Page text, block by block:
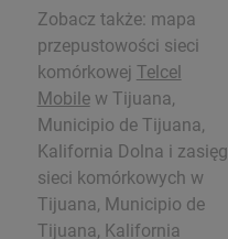
Zobacz także: mapa
przepustowości sieci
komórkowej Telcel
Mobilew Tijuana,
Municipio de Tijuana,
Kalifornia Dolna i zasięg
sieci komórkowych w
Tijuana, Municipio de
Tijuana, Kalifornia